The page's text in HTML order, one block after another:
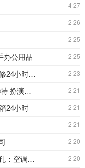
4-27
2-26
2-25
办公用品 2-25
百色超市装修设计热线电话-百色超市装修24小时 服务全 2-23
百色临时角色扮演 临时演员充场 礼仪模特 扮演朋友同 2-21
24小时 2-21
2-21
2-20
百色市民仔专业水钻打孔 专业主打家庭孔：空调孔，油烟孔， 2-20